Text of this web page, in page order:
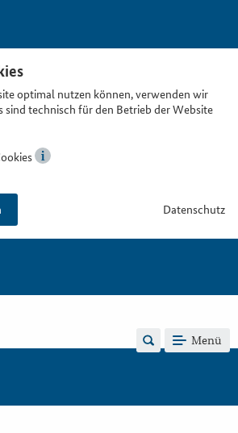
optimal nutzen können, verwenden wir
sind technisch für den Betrieb der Website
Datenschutz
Menü